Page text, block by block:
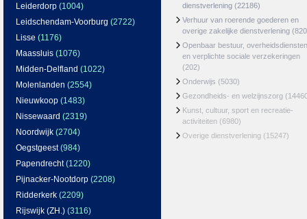
Leiderdorp (1004)
Leidschendam-Voorburg (2722)
Lisse (1176)
Maassluis (1076)
Midden-Delfland (1022)
Molenlanden (2554)
Nieuwkoop (1483)
Nissewaard (2319)
Noordwijk (2704)
Oegstgeest(984)
Papendrecht(1220)
Pijnacker-Nootdorp (2208)
Ridderkerk (2209)
Rijswijk (ZH.) (3116)
dienstverlening (22186)
Verhuur van roerende goederen en
overige zakelijke dienstverlening
Openbaar bestuur, overheidsdiensten
en verplichte sociale verzekeringen
(202)
Onderwijs (5030)
Gezondheids- en welzijnszorg
Kunst, cultuur, sport en recreatie-
activiteiten (6980)
Overige dienstverlening (15247)